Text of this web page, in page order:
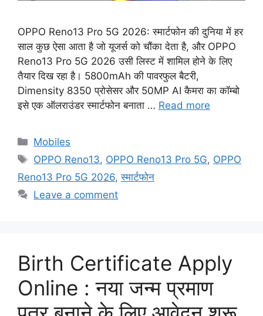
OPPO Reno13 Pro 5G 2026: स्मार्टफोन की दुनिया में हर
साल कुछ ऐसा आता है जो यूजर्स को चौंका देता है, और OPPO
Reno13 Pro 5G 2026 उसी लिस्ट में शामिल होने के लिए
तैयार दिख रहा है। 5800mAh की पावरफुल बैटरी,
Dimensity 8350 प्रोसेसर और 50MP AI कैमरा का कॉम्बो
इसे एक ऑलराउंडर स्मार्टफोन बनाता … Read more
Categories
Mobiles
Tags
OPPO Reno13, OPPO Reno13 Pro 5G, OPPO
Reno13 Pro 5G 2026,स्मार्टफोन
Leave a comment
Birth Certificate Apply
Online : नया जन्म प्रमाण